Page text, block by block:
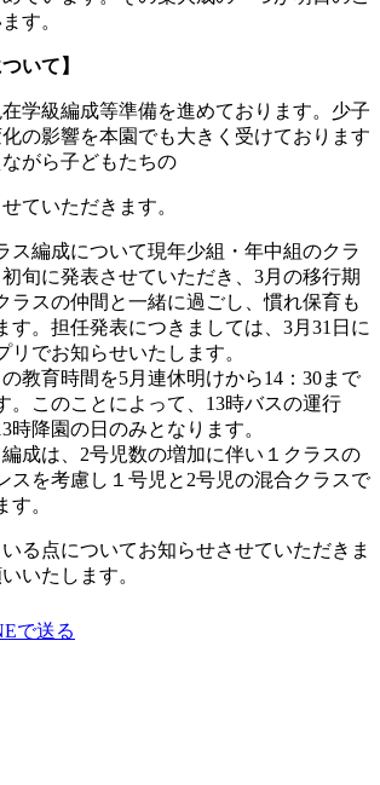
す。
いて】
学級編成等準備を進めております。少子
の影響を本園でも大きく受けております
がら子どもたちの
ていただきます。
ス編成について現年少組・年中組のクラ
旬に発表させていただき、3月の移行期
ラスの仲間と一緒に過ごし、慣れ保育も
す。担任発表につきましては、3月31日に
リでお知らせいたします。
教育時間を5月連休明けから14：30まで
。このことによって、13時バスの運行
時降園の日のみとなります。
成は、2号児数の増加に伴い１クラスの
スを考慮し１号児と2号児の混合クラスで
す。
る点についてお知らせさせていただきま
いたします。